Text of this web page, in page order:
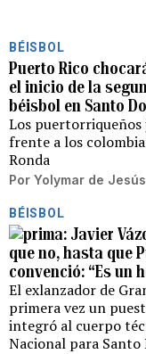
BÉISBOL
Puerto Rico
el inicio de la
béisbol en Santo
Los puertorriqueños
frente a los
Ronda
Por Yolymar de
BÉISBOL
Javier
que no, hasta que
convenció: “Es un
El exlanzador de
primera vez un
integró al cuerpo
Nacional para Santo